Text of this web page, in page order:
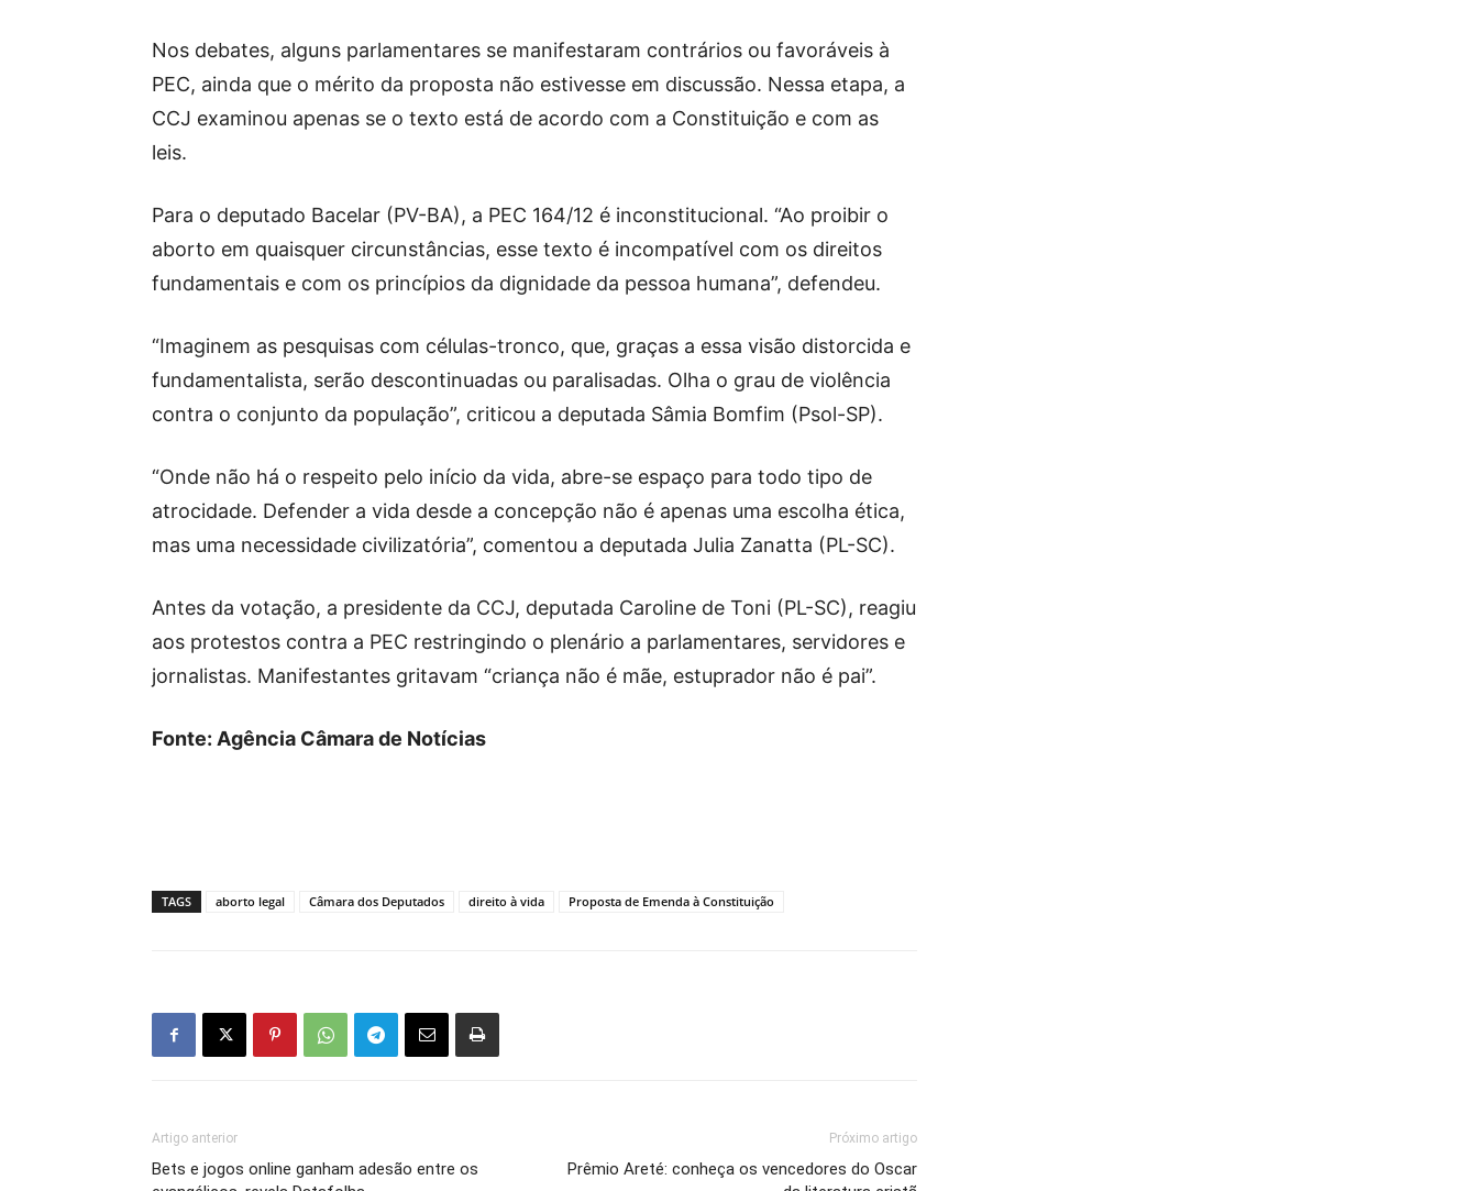
Nos debates, alguns parlamentares se manifestaram contrários ou favoráveis à
PEC, ainda que o mérito da proposta não estivesse em discussão. Nessa etapa, a
CCJ examinou apenas se o texto está de acordo com a Constituição e com as
leis.
Para o deputado Bacelar (PV-BA), a PEC 164/12 é inconstitucional. “Ao proibir o
aborto em quaisquer circunstâncias, esse texto é incompatível com os direitos
fundamentais e com os princípios da dignidade da pessoa humana”, defendeu.
“Imaginem as pesquisas com células-tronco, que, graças a essa visão distorcida e
fundamentalista, serão descontinuadas ou paralisadas. Olha o grau de violência
contra o conjunto da população”, criticou a deputada Sâmia Bomfim (Psol-SP).
“Onde não há o respeito pelo início da vida, abre-se espaço para todo tipo de
atrocidade. Defender a vida desde a concepção não é apenas uma escolha ética,
mas uma necessidade civilizatória”, comentou a deputada Julia Zanatta (PL-SC).
Antes da votação, a presidente da CCJ, deputada Caroline de Toni (PL-SC), reagiu
aos protestos contra a PEC restringindo o plenário a parlamentares, servidores e
jornalistas. Manifestantes gritavam “criança não é mãe, estuprador não é pai”.
Fonte: Agência Câmara de Notícias
TAGS aborto legal Câmara dos Deputados direito à vida Proposta de Emenda à Constituição
Artigo anterior
Bets e jogos online ganham adesão entre os
Próximo artigo
Prêmio Areté: conheça os vencedores do Oscar